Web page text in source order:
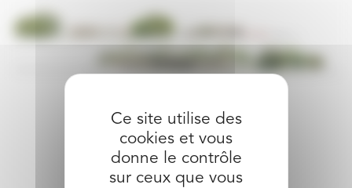
partager l’article
Ce site utilise des
cookies et vous
donne le contrôle
sur ceux que vous